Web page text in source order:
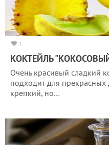
1
КОКТЕЙЛЬ
Очень красивый сладкий
подходит для прекрасных
крепкий, но…